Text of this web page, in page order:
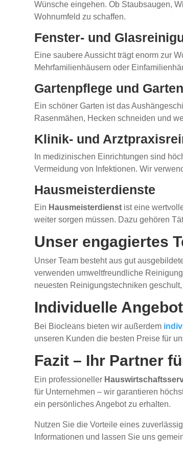
Wünsche eingehen. Ob Staubsaugen,
Wohnumfeld zu schaffen.
Fenster- und
Eine saubere Aussicht trägt enorm zur
Mehrfamilienhäusern oder
Gartenpflege und
Ein schöner Garten ist das
Rasenmähen, Hecken schneiden und
Klinik- und
In medizinischen Einrichtungen sind
Vermeidung von Infektionen. Wir
Hausmeisterdienste
Ein Hausmeisterdienst ist eine
weiter sorgen müssen. Dazu gehören
Unser engagiertes
Unser Team besteht aus gut
verwenden umweltfreundliche
neuesten Reinigungstechniken
Individuelle
Bei Biocleans bieten wir außerdem
unseren Kunden die besten Preise für
Fazit – Ihr Partner
Ein professioneller
für Unternehmen – wir garantieren
ein persönliches Angebot zu erhalten.
Nutzen Sie die Vorteile eines
Informationen und lassen Sie uns